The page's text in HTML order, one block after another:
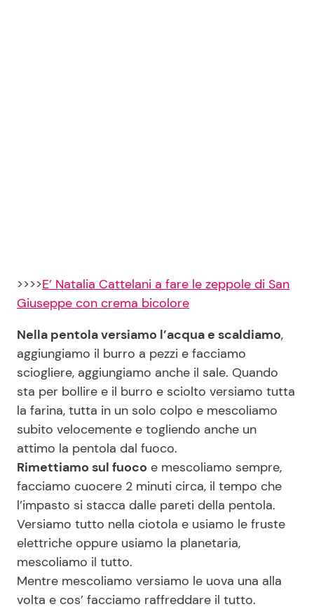
>>>>E’ Natalia Cattelani a fare le zeppole di San
Giuseppe con crema bicolore
Nella pentola versiamo l’acqua e scaldiamo,
aggiungiamo il burro a pezzi e facciamo
sciogliere, aggiungiamo anche il sale. Quando
sta per bollire e il burro e sciolto versiamo tutta
la farina, tutta in un solo colpo e mescoliamo
subito velocemente e togliendo anche un
attimo la pentola dal fuoco.
Rimettiamo sul fuoco e mescoliamo sempre,
facciamo cuocere 2 minuti circa, il tempo che
l’impasto si stacca dalle pareti della pentola.
Versiamo tutto nella ciotola e usiamo le fruste
elettriche oppure usiamo la planetaria,
mescoliamo il tutto.
Mentre mescoliamo versiamo le uova una alla
volta e cos’ facciamo raffreddare il tutto.